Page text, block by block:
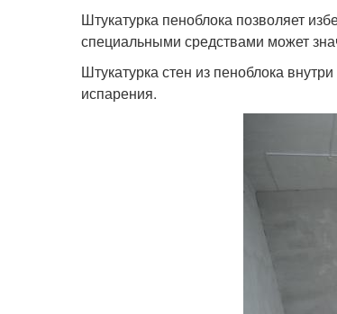
Штукатурка пеноблока позволяет
специальными средствами может
Штукатурка стен из пеноблока
испарения.